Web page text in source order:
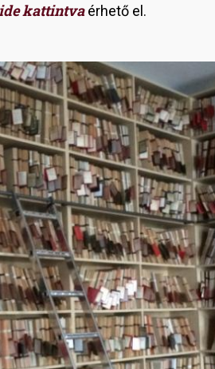
kattintvaérhető el.